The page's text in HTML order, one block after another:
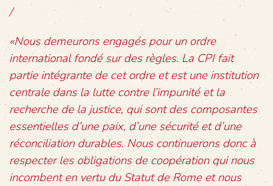
/
«Nous demeurons engagés pour un ordre
international fondé sur des règles. La CPI fait
partie intégrante de cet ordre et est une institution
centrale dans la lutte contre l’impunité et la
recherche de la justice, qui sont des composantes
essentielles d’une paix, d’une sécurité et d’une
réconciliation durables. Nous continuerons donc à
respecter les obligations de coopération qui nous
incombent en vertu du Statut de Rome et nous